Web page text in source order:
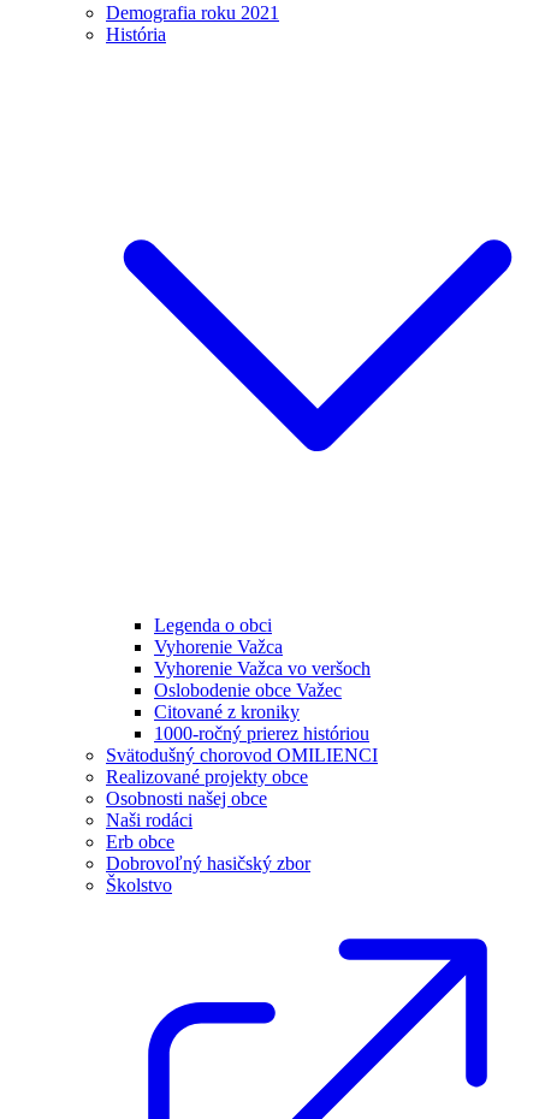
Demografia roku 2021
História
Legenda o obci
Vyhorenie Važca
Vyhorenie Važca vo veršoch
Oslobodenie obce Važec
Citované z kroniky
1000-ročný prierez históriou
Svätodušný chorovod OMILIENCI
Realizované projekty obce
Osobnosti našej obce
Naši rodáci
Erb obce
Dobrovoľný hasičský zbor
Školstvo